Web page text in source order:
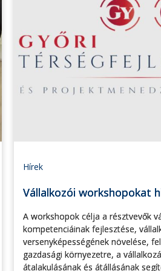
Hírek
Vállalkozói workshopokat
A workshopok célja a résztvevők
kompetenciáinak fejlesztése,
versenyképességének növelése,
gazdasági környezetre, a
átalakulásának és átállásának